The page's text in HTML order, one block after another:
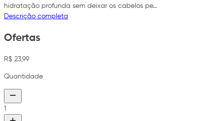
hidratação profunda sem deixar os cabelos pe…
Descrição completa
Ofertas
R$ 23,99
Quantidade
1